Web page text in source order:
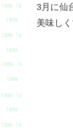
3月に仙
美味し